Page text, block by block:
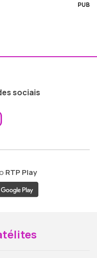
PUB
sociais
ao
RTP Play